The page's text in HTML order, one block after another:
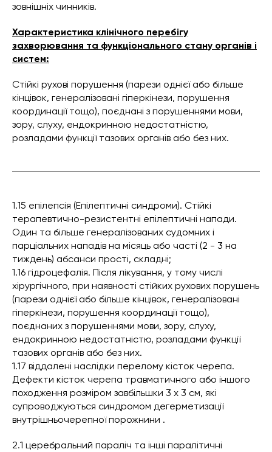
зовнішніх чинників.
Характеристика клінічного перебігу
захворювання та функціонального стану органів і
систем:
Стійкі рухові порушення (парези однієї або більше
кінцівок, генералізовані гіперкінези, порушення
координації тощо), поєднані з порушеннями мови,
зору, слуху, ендокринною недостатністю,
розладами функції тазових органів або без них.
1.15 епілепсія (Епілептичні синдроми). Стійкі
терапевтично-резистентні епілептичні напади.
Один та більше генералізованих судомних і
парціальних нападів на місяць або часті (2 - 3 на
тиждень) абсанси прості, складні;
1.16 гідроцефалія. Після лікування, у тому числі
хірургічного, при наявності стійких рухових порушень
(парези однієї або більше кінцівок, генералізовані
гіперкінези, порушення координації тощо),
поєднаних з порушеннями мови, зору, слуху,
ендокринною недостатністю, розладами функції
тазових органів або без них.
1.17 віддалені наслідки перелому кісток черепа.
Дефекти кісток черепа травматичного або іншого
походження розміром завбільшки 3 х 3 см, які
супроводжуються синдромом дегерметизації
внутрішньочерепної порожнини .
2.1 церебральний параліч та інші паралітичні